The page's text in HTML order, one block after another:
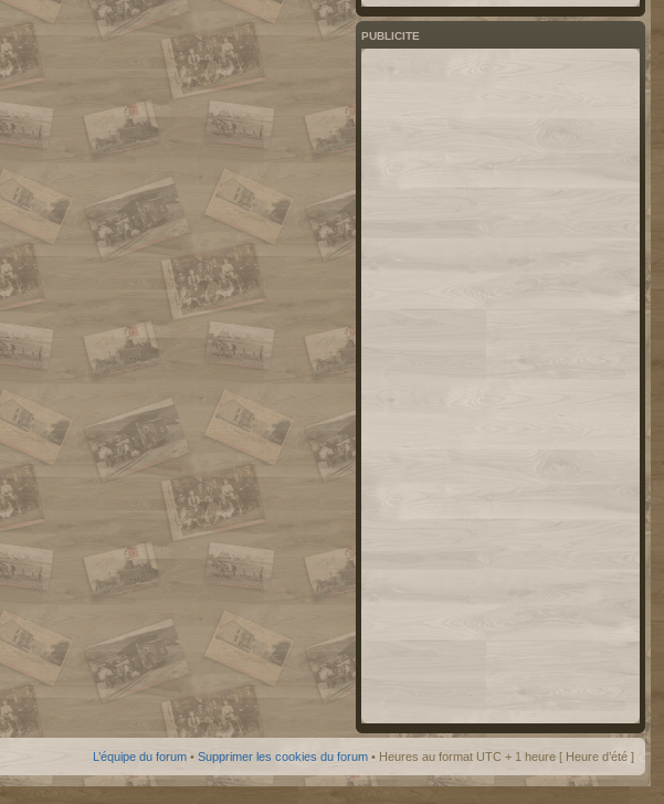
PUBLICITE
L’équipe du forum • Supprimer les cookies du forum • Heures au format UTC + 1 heure [ Heure d’été ]